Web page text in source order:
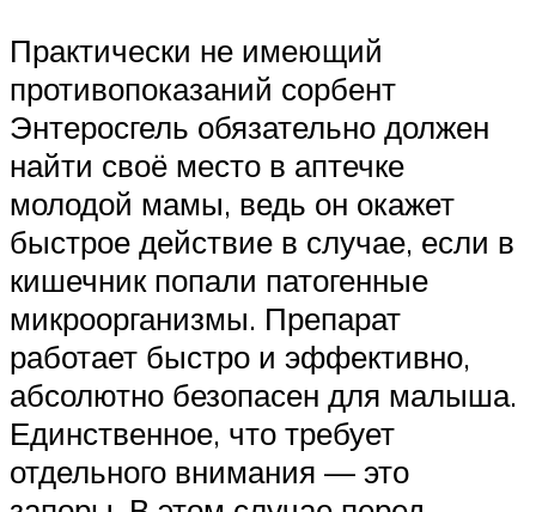
Практически не имеющий
противопоказаний сорбент
Энтеросгель обязательно должен
найти своё место в аптечке
молодой мамы, ведь он окажет
быстрое действие в случае, если в
кишечник попали патогенные
микроорганизмы. Препарат
работает быстро и эффективно,
абсолютно безопасен для малыша.
Единственное, что требует
отдельного внимания — это